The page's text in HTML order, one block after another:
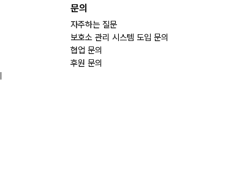
문의
자주하는 질문
보호소 관리 시스템 도입 문의
협업 문의
후원 문의